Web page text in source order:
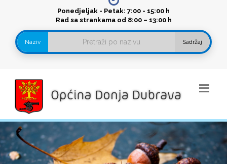
Ponedjeljak - Petak: 7:00 - 15:00 h
Rad sa strankama od 8:00 – 13:00 h
Naziv Sadržaj